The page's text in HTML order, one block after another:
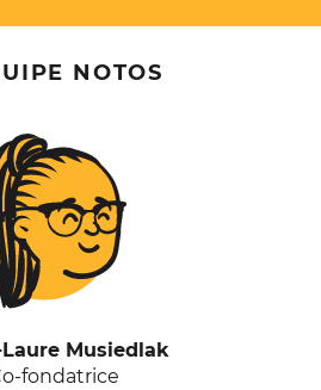
NOTOS
Laure Musiedlak
fondatrice